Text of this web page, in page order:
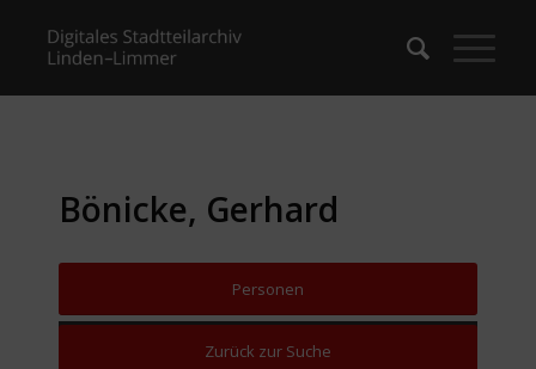
Bönicke, Gerhard
Personen
Zurück zur Suche